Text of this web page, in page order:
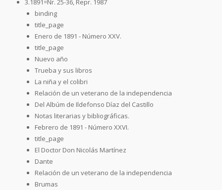
binding
title_page
Enero de 1891 - Número XXV.
title_page
Nuevo año
Trueba y sus libros
La niña y el colibri
Relación de un veterano de la independencia
Del Albúm de Ildefonso Díaz del Castillo
Notas literarias y bibliográficas.
Febrero de 1891 - Número XXVI.
title_page
El Doctor Don Nicolás Martínez
Dante
Relación de un veterano de la independencia
Brumas